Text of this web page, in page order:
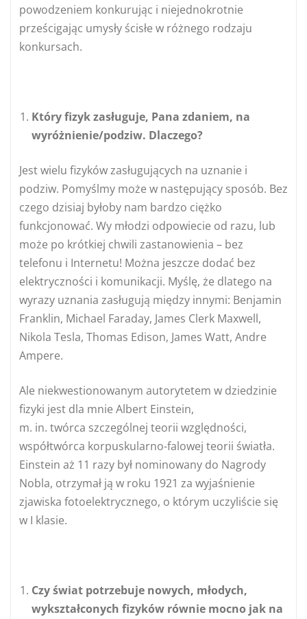
powodzeniem konkurując i niejednokrotnie
prześcigając umysły ścisłe w różnego rodzaju
konkursach.
Który fizyk zasługuje, Pana zdaniem, na
wyróżnienie/podziw. Dlaczego?
Jest wielu fizyków zasługujących na uznanie i
podziw. Pomyślmy może w następujący sposób. Bez
czego dzisiaj byłoby nam bardzo ciężko
funkcjonować. Wy młodzi odpowiecie od razu, lub
może po krótkiej chwili zastanowienia – bez
telefonu i Internetu! Można jeszcze dodać bez
elektryczności i komunikacji. Myślę, że dlatego na
wyrazy uznania zasługują między innymi: Benjamin
Franklin, Michael Faraday, James Clerk Maxwell,
Nikola Tesla, Thomas Edison, James Watt, Andre
Ampere.
Ale niekwestionowanym autorytetem w dziedzinie
fizyki jest dla mnie Albert Einstein,
m. in. twórca szczególnej teorii względności,
współtwórca korpuskularno-falowej teorii światła.
Einstein aż 11 razy był nominowany do Nagrody
Nobla, otrzymał ją w roku 1921 za wyjaśnienie
zjawiska fotoelektrycznego, o którym uczyliście się
w I klasie.
Czy świat potrzebuje nowych, młodych,
wykształconych fizyków równie mocno jak na